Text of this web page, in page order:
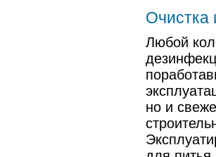
Очистка
Любой
но и